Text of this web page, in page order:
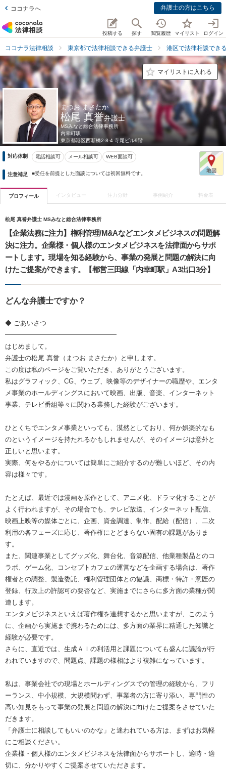
ココナラへ 弁護士の方はこちら
投稿する 探す 閲覧履歴 マイリスト ログイン
ココナラ法律相談 東京都で法律相談できる弁護士 港区で法律相談でき
マイリストに入れる
まつお まさたか
松尾 真誉弁護士
MSみなと総合法律事務所
内幸町駅
東京都港区西新橋2-8-4 寺尾ビル9階
対応体制 電話相談可 メール相談可 WEB面談可
注意補足 ■受任を前提とした面談については初回無料です。
プロフィール インタビュー 注力分野 事例紹介 料金表
松尾 真誉弁護士 MSみなと総合法律事務所
【企業法務に注力】権利管理/M&Aなどエンタメビジネスの問題解
決に注力。企業様・個人様のエンタメビジネスを法律面からサポ
ートします。現場を知る経験から、事業の発展と問題の解決に向
けたご提案ができます。【都営三田線「内幸町駅」A3出口3分】
どんな弁護士ですか？
◆ ごあいさつ
━━━━━━━━━━━━━━━━━
はじめまして。
弁護士の松尾 真誉（まつお まさたか）と申します。
この度は私のページをご覧いただき、ありがとうございます。
私はグラフィック、CG、ウェブ、映像等のデザイナーの職歴や、エンタ
メ事業のホールディングスにおいて映画、出版、音楽、インターネット
事業、テレビ番組等々に関わる業務した経験がございます。
ひとくちでエンタメ事業といっても、漠然としており、何か娯楽的なも
のというイメージを持たれるかもしれませんが、そのイメージは意外と
正しいと思います。
実際、何をやるかについては簡単にご紹介するのが難しいほど、その内
容は様々です。
たとえば、最近では漫画を原作として、アニメ化、ドラマ化することが
よく行われますが、その場合でも、テレビ放送、インターネット配信、
映画上映等の媒体ごとに、企画、資金調達、制作、配給（配信）、二次
利用の各フェーズに応じ、著作権にとどまらない固有の課題がありま
す。
また、関連事業としてグッズ化、舞台化、音源配信、他業種製品とのコ
ラボ、ゲーム化、コンセプトカフェの運営などを企画する場合は、著作
権者との調整、製造委託、権利管理団体との協議、商標・特許・意匠の
登録、行政上の許認可の要否など、実施までにさらに多方面の業種が関
連します。
エンタメビジネスといえば著作権を連想するかと思いますが、このよう
に、企画から実施まで携わるためには、多方面の業界に精通した知識と
経験が必要です。
さらに、直近では、生成ＡＩの利活用と課題についても盛んに議論が行
われていますので、問題点、課題の様相はより複雑になっています。
私は、事業会社での現場とホールディングスでの管理の経験から、フリ
ーランス、中小規模、大規模問わず、事業者の方に寄り添い、専門性の
高い知見をもって事業の発展と問題の解決に向けたご提案をさせていた
だきます。
「弁護士に相談してもいいのかな」と迷われている方は、まずはお気軽
にご相談ください。
企業様・個人様のエンタメビジネスを法律面からサポートし、適時・適
切に、分かりやすくご提案させていただきます。